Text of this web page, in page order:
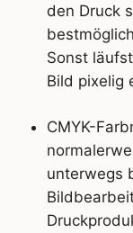
den Druck
Sonst
Bild pixelig
CMYK-
unterwegs